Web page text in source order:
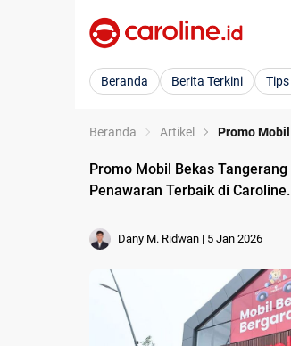
Beranda Berita Terkini Tips
Beranda Artikel Promo
Promo Mobil Bekas
Penawaran Terbaik di
Dany M. Ridwan | 5 Jan 2026